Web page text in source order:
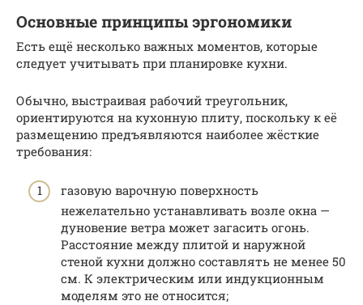
Основные принципы эргономики
Есть ещё несколько важных моментов, которые
следует учитывать при планировке кухни.
Обычно, выстраивая рабочий треугольник,
ориентируются на кухонную плиту, поскольку к её
размещению предъявляются наиболее жёсткие
требования:
газовую варочную поверхность
нежелательно устанавливать возле окна —
дуновение ветра может загасить огонь.
Расстояние между плитой и наружной
стеной кухни должно составлять не менее 50
см. К электрическим или индукционным
моделям это не относится;